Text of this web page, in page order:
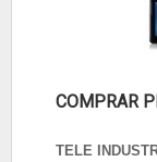
COMPRAR
TELE